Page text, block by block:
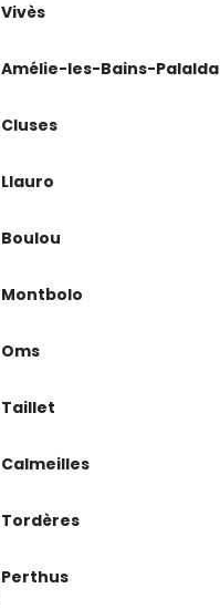
Vivès
Amélie-les-Bains-Palalda
Cluses
Llauro
Boulou
Montbolo
Oms
Taillet
Calmeilles
Tordères
Perthus